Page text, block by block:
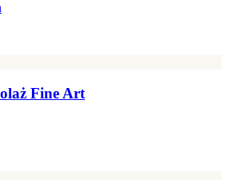
Fine Art